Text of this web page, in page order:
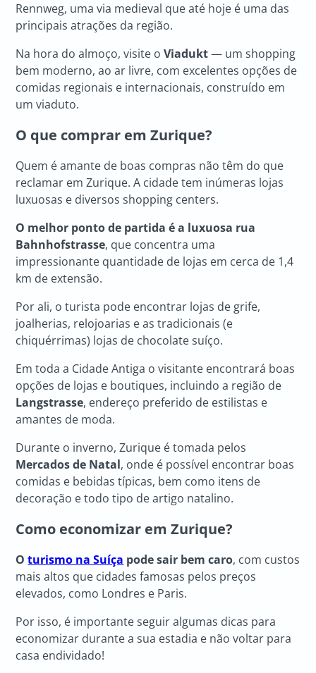
Rennweg, uma via medieval que até hoje é uma das
principais atrações da região.
Na hora do almoço, visite oViadukt— um shopping
bem moderno, ao ar livre, com excelentes opções de
comidas regionais e internacionais, construído em
um viaduto.
O que comprar em Zurique?
Quem é amante de boas compras não têm do que
reclamar em Zurique. A cidade tem inúmeras lojas
luxuosas e diversos shopping centers.
O melhor ponto de partida é a luxuosa rua
Bahnhofstrasse, que concentra uma
impressionante quantidade de lojas em cerca de 1,4
km de extensão.
Por ali, o turista pode encontrar lojas de grife,
joalherias, relojoarias e as tradicionais (e
chiquérrimas) lojas de chocolate suíço.
Em toda a Cidade Antiga o visitante encontrará boas
opções de lojas e boutiques, incluindo a região de
Langstrasse, endereço preferido de estilistas e
amantes de moda.
Durante o inverno, Zurique é tomada pelos
Mercados de Natal, onde é possível encontrar boas
comidas e bebidas típicas, bem como itens de
decoração e todo tipo de artigo natalino.
Como economizar em Zurique?
Oturismo na Suíça pode sair bem caro, com custos
mais altos que cidades famosas pelos preços
elevados, como Londres e Paris.
Por isso, é importante seguir algumas dicas para
economizar durante a sua estadia e não voltar para
casa endividado!